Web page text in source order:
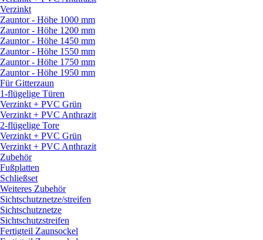
Verzinkt
Zauntor - Höhe 1000 mm
Zauntor - Höhe 1200 mm
Zauntor - Höhe 1450 mm
Zauntor - Höhe 1550 mm
Zauntor - Höhe 1750 mm
Zauntor - Höhe 1950 mm
Für Gitterzaun
1-flügelige Türen
Verzinkt + PVC Grün
Verzinkt + PVC Anthrazit
2-flügelige Tore
Verzinkt + PVC Grün
Verzinkt + PVC Anthrazit
Zubehör
Fußplatten
Schließset
Weiteres Zubehör
Sichtschutznetze/streifen
Sichtschutznetze
Sichtschutzstreifen
Fertigteil Zaunsockel